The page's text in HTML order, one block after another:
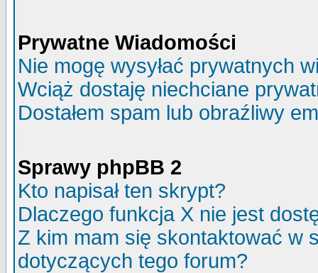
Prywatne Wiadomości
Nie mogę wysyłać prywatnych
Wciąż dostaję niechciane
Dostałem spam lub obraźliwy
Sprawy phpBB 2
Kto napisał ten skrypt?
Dlaczego funkcja X nie jest
Z kim mam się skontaktować w
dotyczących tego forum?